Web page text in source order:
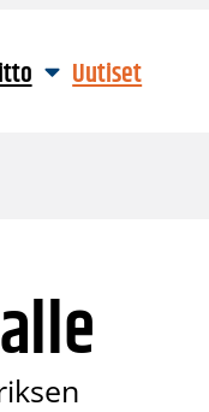
Uutiset